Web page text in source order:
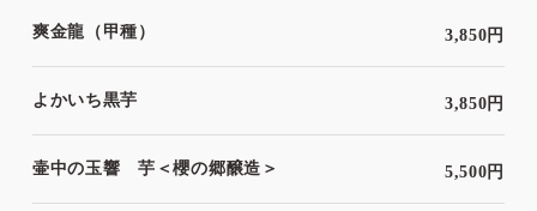
爽金龍（甲種） 3,850円
よかいち黒芋 3,850円
壷中の玉響 芋＜櫻の郷醸造＞ 5,500円